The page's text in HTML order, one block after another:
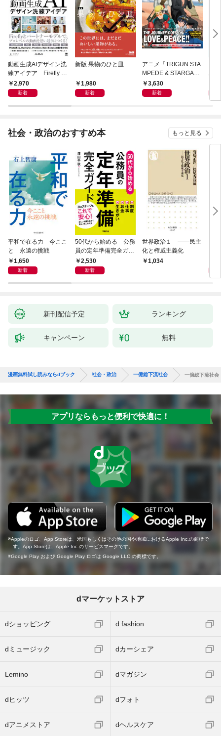
動画生成AIデザイン洗
練アイデア Firefly &
Veo， Kling， etc.
2,970
新着
新版 果物のひと皿
1,980
新着
アニメ「TRIGUN STA
MPEDE & STARGAZ
E」 公式コンプリート
ブック
3,630
新着
感
社会・政治のおすすめ本 もっと見る
平和で在る力 今ここ
と 永遠の挑戦
1,650
新着
50代から始める 公務
員の定年準備完全ガイ
ド2,530
新着
世界政治１ ――民主
化と権威主義化
1,034
新刊配信予定 ランキング
キャンペーン 無料
漫画無料試し読みならdブック 社会・政治 一億総下流社会 一億総下流社会
アプリならもっと便利で快適に！
Appleのロゴ、App Storeは、米国もしくはその他の国や地域におけるApple Inc.の商標で
す。App Storeは、Apple Inc.のサービスマークです。
Google Play および Google Play ロゴは Google LLC の商標です。
dマーケットストア
dショッピング d fashion
dミュージック dカーシェア
Lemino dマガジン
dヒッツ dフォト
dアニメストア dヘルスケア